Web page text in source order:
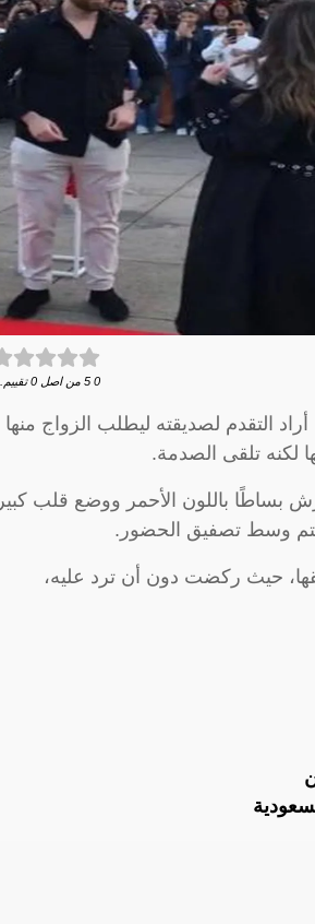
0
5 من اصل 0 تقييم.
التقدم لصديقته ليطلب الزواج منها
لكنه تلقى الصدمة.
بساطًا باللون الأحمر ووضع قلب كبير
وسط تصفيق الحضور.
حيث ركضت دون أن ترد عليه،